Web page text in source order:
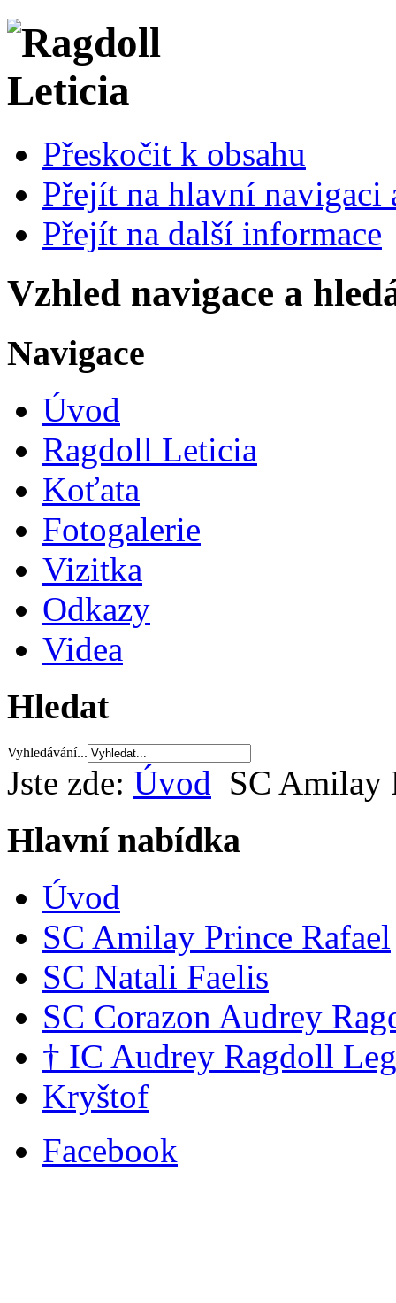
Přeskočit k obsahu
Přejít na hlavní navigaci
Přejít na další informace
Vzhled navigace a
Navigace
Úvod
Ragdoll Leticia
Koťata
Fotogalerie
Vizitka
Odkazy
Videa
Hledat
Vyhledávání...
Jste zde: Úvod SC Amilay
Hlavní nabídka
Úvod
SC Amilay Prince Rafael
SC Natali Faelis
SC Corazon Audrey
† IC Audrey Ragdoll
Kryštof
Facebook